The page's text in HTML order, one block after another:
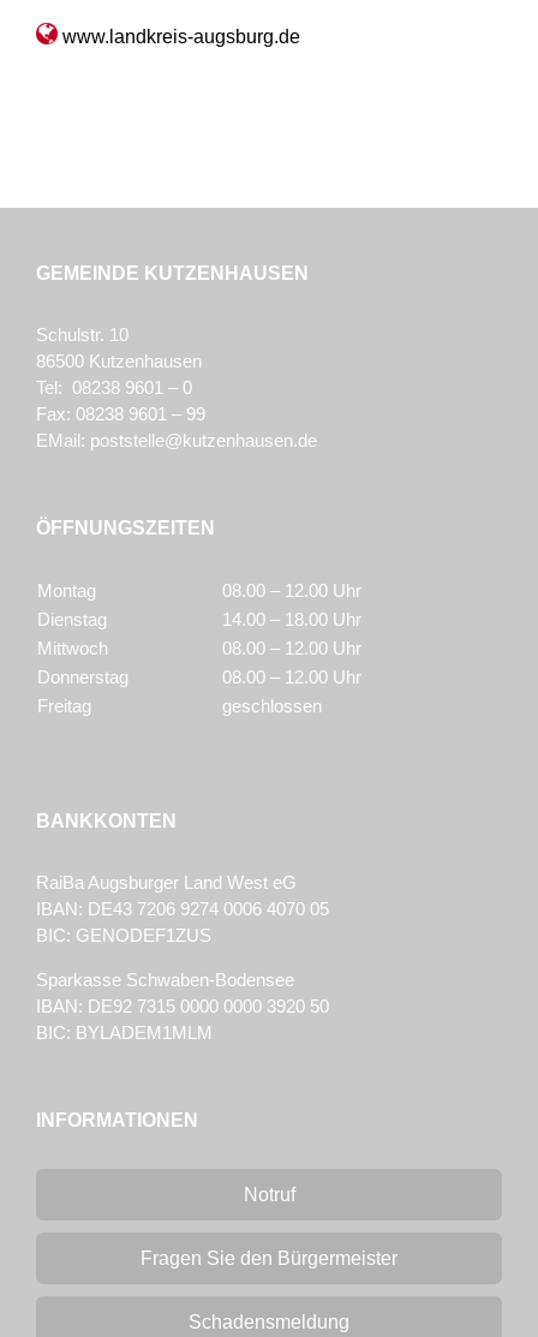
www.landkreis-augsburg.de
GEMEINDE KUTZENHAUSEN
Schulstr. 10
86500 Kutzenhausen
Tel: 08238 9601 – 0
Fax: 08238 9601 – 99
EMail: poststelle@kutzenhausen.de
ÖFFNUNGSZEITEN
Montag
08.00 – 12.00 Uhr
Dienstag
14.00 – 18.00 Uhr
Mittwoch
08.00 – 12.00 Uhr
Donnerstag
08.00 – 12.00 Uhr
Freitag
geschlossen
BANKKONTEN
RaiBa Augsburger Land West eG
IBAN: DE43 7206 9274 0006 4070 05
BIC: GENODEF1ZUS
Sparkasse Schwaben-Bodensee
IBAN: DE92 7315 0000 0000 3920 50
BIC: BYLADEM1MLM
INFORMATIONEN
Notruf
Fragen Sie den Bürgermeister
Schadensmeldung